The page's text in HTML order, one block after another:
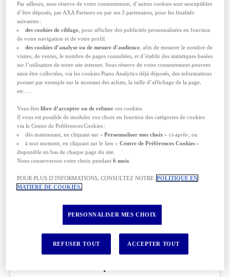
Vous résidez en France et souhaitez
vous assurer pour
UN VOYAGE DE MOINS DE 3 MOIS
UN VOYAGE DE PLUS DE 3 MOIS
UN SÉJOUR À LA MONTAGNE
UN STAGE OU UN SÉJOUR D’ÉTUDES À
UN VOYAGE PROFESSIONNEL À L’ÉTRANGER
Par ailleurs, sous réserve de votre consentement, d’autres cookies sont susceptibles
d’être déposés, par AXA Partners ou par ses 3 partenaires, pour les finalités
suivantes :
des cookies de ciblage, pour afficher des publicités personnalisées en fonction
de votre navigation et de votre profil.
des cookies d’analyse ou de mesure d’audience, afin de mesurer le nombre de
visites, de ventes, le nombre de pages consultées, et d’établir des statistiques basées
sur l’utilisation de notre site internet. Sous réserve de votre consentement peuvent
ainsi être collectées, via les cookies Piano Analytics déjà déposés, des informations
portant par exemple sur le montant des achats, la taille d’affichage de la page,
etc….
Vous êteslibre d’accepter ou de refuser ces cookies.
Il vous est possible de moduler vos choix en fonction des catégories de cookies
via le Centre de Préférences Cookies :
dès maintenant, en cliquant sur « Personnaliser mes choix » ci-après ; ou
à tout moment, en cliquant sur le lien « Centre de Préférences Cookies »
disponible en bas de chaque page du site.
Nous conserverons votre choix pendant6 mois
POUR PLUS D’INFORMATIONS, CONSULTEZ NOTRE POLITIQUE EN
MATIERE DE COOKIES.
PERSONNALISER MES CHOIX
REFUSER TOUT ACCEPTER TOUT